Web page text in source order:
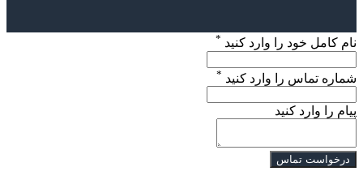
نام کامل خود را وارد کنید *
شماره تماس را وارد کنید *
پیام را وارد کنید